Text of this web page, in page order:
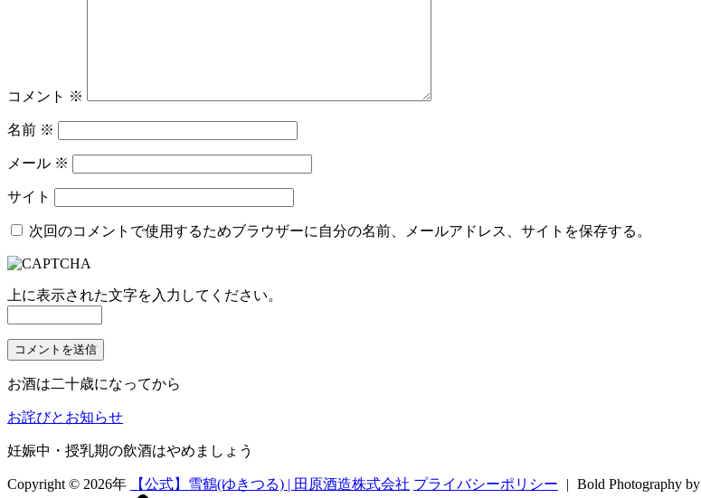
ョ
ン
コメント ※
名前 ※
メール ※
サイト
次回のコメントで使用するためブラウザーに自分の名前、メールアドレス、サイトを保存する。
上に表示された文字を入力してください。
お酒は二十歳になってから
お詫びとお知らせ
妊娠中・授乳期の飲酒はやめましょう
Copyright © 2026年 【公式】雪鶴(ゆきつる) | 田原酒造株式会社 プライバシーポリシー | Bold Photography by